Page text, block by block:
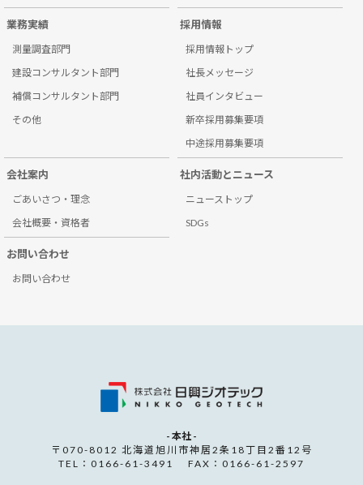
業務実績
測量調査部門
建設コンサルタント部門
補償コンサルタント部門
その他
採用情報
採用情報トップ
社長メッセージ
社員インタビュー
新卒採用募集要項
中途採用募集要項
会社案内
ごあいさつ・理念
会社概要・資格者
社内活動とニュース
ニューストップ
SDGs
お問い合わせ
お問い合わせ
- 本社 -
〒070-8012 北海道旭川市神居2条18丁目2番12号
TEL：0166-61-3491 FAX：0166-61-2597